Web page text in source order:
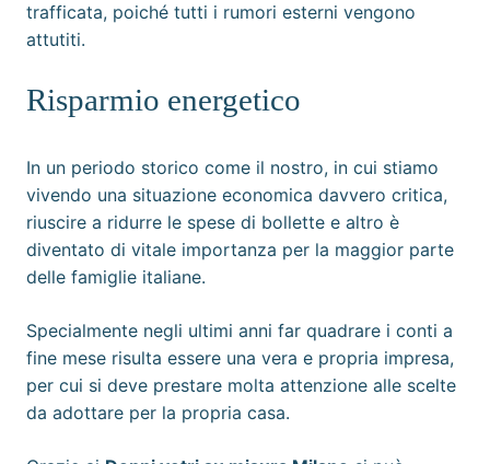
trafficata, poiché tutti i rumori esterni vengono
attutiti.
Risparmio energetico
In un periodo storico come il nostro, in cui stiamo
vivendo una situazione economica davvero critica,
riuscire a ridurre le spese di bollette e altro è
diventato di vitale importanza per la maggior parte
delle famiglie italiane.
Specialmente negli ultimi anni far quadrare i conti a
fine mese risulta essere una vera e propria impresa,
per cui si deve prestare molta attenzione alle scelte
da adottare per la propria casa.